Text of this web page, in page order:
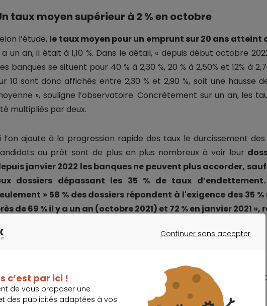
taux moyen supérieur à 2 % en octobre
l’étude, le taux moyen pour un emprunt sur 20 ans atteint
un an, il était à 1,10 %. Dans le détail, « depuis début octobre
banques se situent pour 40 % à 2,30 %, 20 % à 2,50% et 12% à
10 sont donc affichés entre 2,30 % et 2,90 %, soit une hausse
», souligne l’observatoire. Concrètement sur un an, les
multipliés par deux.
l’on ajoute à la progression rapide des taux le durcissement
au prêt sont de plus en plus nombreux à voir leur
janvier 2022 les banques ne peuvent plus accorder,
dossiers dépassant les 35 % de taux
» 58 % des dossiers répondent à l'exigence des 35
de 69 % il y a un an (octobre 2021) et 72 % en janvier 2021 »,
000 euros de budget en moins pour une
un couple qui perçoit 4 000 euros de revenus nets
Continuer sans accepter
c’est par ici !
de vous proposer une
des publicités adaptées à vos